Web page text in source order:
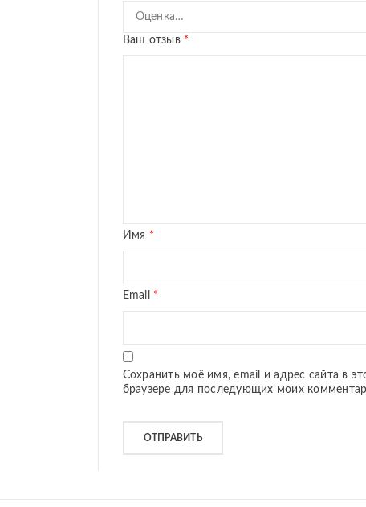
Ваш отзыв *
Имя *
Email *
Сохранить моё имя, email и адрес сайта в
браузере для последующих моих